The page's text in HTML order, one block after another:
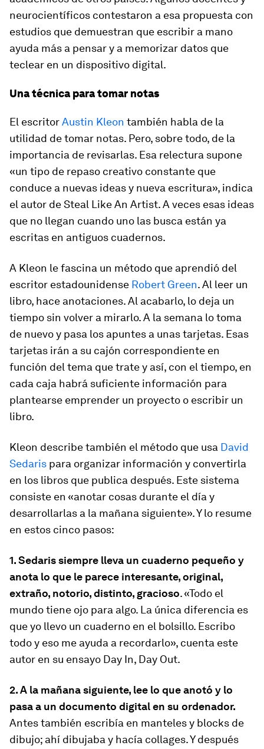
neurocientíficos contestaron a esa propuesta con
estudios que demuestran que escribir a mano
ayuda más a pensar y a memorizar datos que
teclear en un dispositivo digital.
Una técnica para tomar notas
El escritorAustin Kleon también habla de la
utilidad de tomar notas. Pero, sobre todo, de la
importancia de revisarlas. Esa relectura supone
«un tipo de repaso creativo constante que
conduce a nuevas ideas y nueva escritura», indica
el autor deSteal Like An Artist. A veces esas ideas
que no llegan cuando uno las busca están ya
escritas en antiguos cuadernos.
A Kleon le fascina un método que aprendió del
escritor estadounidense Robert Green. Al leer un
libro, hace anotaciones. Al acabarlo, lo deja un
tiempo sin volver a mirarlo. A la semana lo toma
de nuevo y pasa los apuntes a unas tarjetas. Esas
tarjetas irán a su cajón correspondiente en
función del tema que trate y así, con el tiempo, en
cada caja habrá suficiente información para
plantearse emprender un proyecto o escribir un
libro.
Kleon describe también el método que usa David
Sedaris para organizar información y convertirla
en los libros que publica después. Este sistema
consiste en «anotar cosas durante el día y
desarrollarlas a la mañana siguiente». Y lo resume
en estos cinco pasos:
1. Sedaris siempre lleva un cuaderno pequeño y
anota lo que le parece interesante, original,
extraño, notorio, distinto, gracioso. «Todo el
mundo tiene ojo para algo. La única diferencia es
que yo llevo un cuaderno en el bolsillo. Escribo
todo y eso me ayuda a recordarlo», cuenta este
autor en su ensayo Day In, Day Out.
2. A la mañana siguiente, lee lo que anotó y lo
pasa a un documento digital en su ordenador.
Antes también escribía en manteles y blocks de
dibujo; ahí dibujaba y hacía collages. Y después